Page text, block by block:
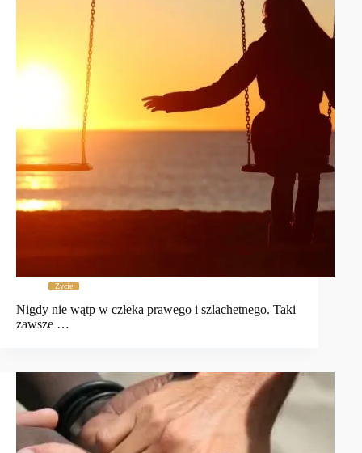
Życie
Nigdy nie wątp w człeka prawego i szlachetnego. Taki
zawsze …